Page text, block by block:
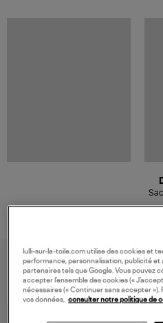
VOUS AIMEREZ AUSSI
lulli-sur-la-toile.com utilise des cookies et
performance, personnalisation, publicité et
partenaires tels que Google. Vous pouvez
accepter l’ensemble des cookies («
nécessaires (« Continuer sans accepter »).
vos données, consulter notre politique de